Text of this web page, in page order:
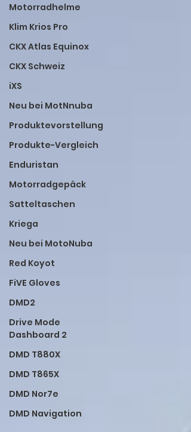
Motorradhelme
Klim Krios Pro
CKX Atlas Equinox
CKX Schweiz
iXS
Neu bei MotNnuba
Produktevorstellung
Produkte-Vergleich
Enduristan
Motorradgepäck
Satteltaschen
Kriega
Neu bei MotoNuba
Red Koyot
FiVE Gloves
DMD2
Drive Mode
Dashboard 2
DMD T880X
DMD T865X
DMD Nor7e
DMD Navigation